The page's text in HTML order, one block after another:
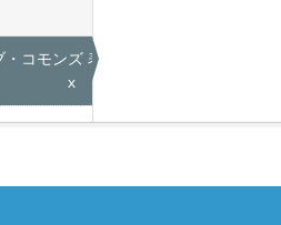
コモンズ 表示
x